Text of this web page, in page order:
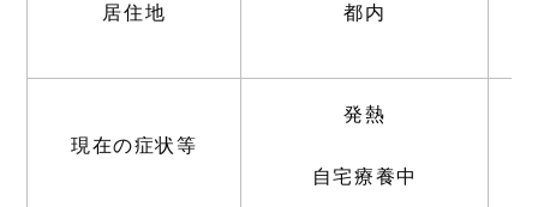
居住地 都内
現在の症状等
発熱
自宅療養中